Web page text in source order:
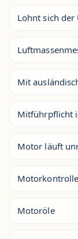
Lohnt sich der
Mit
Mitführpflicht
Motor läuft
Motoröle